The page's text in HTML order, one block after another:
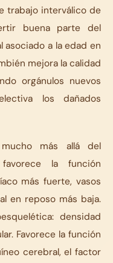
trabajo interválico de
buena parte del
a la edad en
mejora la calidad
orgánulos nuevos
los dañados
más allá del
la función
más fuerte, vasos
en reposo más baja.
densidad
Favorece la función
cerebral, el factor